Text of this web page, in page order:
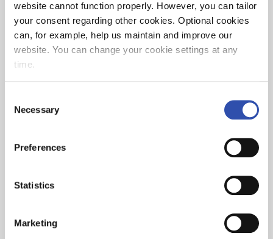
website cannot function properly. However, you can tailor
your consent regarding other cookies. Optional cookies
can, for example, help us maintain and improve our
website. You can change your cookie settings at any
time.
Selection
Necessary
Preferences
Statistics
Marketing
Metsä Groupilla on tärkeä rooli
ympäristösuorituskyvyn ja vastuullisuuden
edistämisessä. Yhtiöt tiivistävät logistiikkaan
liittyvää vastuullisuusyhteistyötään ja ovat
sopineet uudesta yhteisestä vuoteen 2030
piiriin kuuluvien kuljetusten päästöt. Lisäksi Metsä
Groupin tiettyjä nykyisiä maantiekuljetuksia
kaikkiaan toimenpiteet vastaisivat Metsä
Groupille yhteensä noin 14 000 tCO2e:n vuotuista
keskimääräistä rekkakuljetusta.
Lue lisää